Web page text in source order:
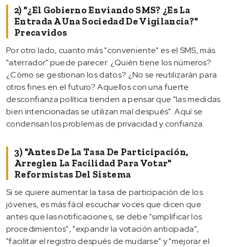
2) "¿El Gobierno Enviando SMS? ¿Es La
Entrada A Una Sociedad De Vigilancia?"
Precavidos
Por otro lado, cuanto más "conveniente" es el SMS, más
"aterrador" puede parecer. ¿Quién tiene los números?
¿Cómo se gestionan los datos? ¿No se reutilizarán para
otros fines en el futuro? Aquellos con una fuerte
desconfianza política tienden a pensar que "las medidas
bien intencionadas se utilizan mal después". Aquí se
condensan los problemas de privacidad y confianza.
3) "Antes De La Tasa De Participación,
Arreglen La Facilidad Para Votar"
Reformistas Del Sistema
Si se quiere aumentar la tasa de participación de los
jóvenes, es más fácil escuchar voces que dicen que
antes que las notificaciones, se debe "simplificar los
procedimientos", "expandir la votación anticipada",
"facilitar el registro después de mudarse" y "mejorar el